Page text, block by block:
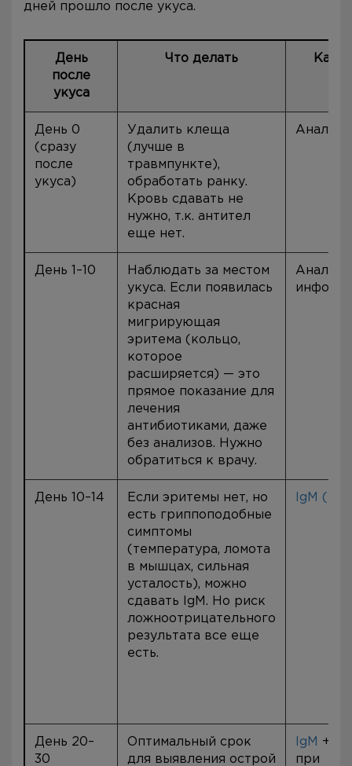
дней прошло после укуса.
День
после
укуса
Что делать
День 0
(сразу
после
укуса)
Удалить клеща
(лучше в
травмпункте),
обработать ранку.
Кровь сдавать не
нужно, т.к. антител
еще нет.
День 1–10
Наблюдать за местом
укуса. Если появилась
красная
мигрирующая
эритема (кольцо,
которое
расширяется) — это
прямое показание для
лечения
антибиотиками, даже
без анализов. Нужно
обратиться к врачу.
День 10–14
Если эритемы нет, но
есть гриппоподобные
симптомы
(температура, ломота
в мышцах, сильная
усталость), можно
сдавать IgM. Но риск
ложноотрицательного
результата все еще
есть.
IgM
День 20–
30
Оптимальный срок
для выявления острой
IgM +
при